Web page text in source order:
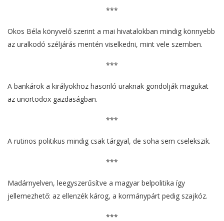
***
Okos Béla könyvelő szerint a mai hivatalokban mindig könnyebb
az uralkodó széljárás mentén viselkedni, mint vele szemben.
***
A bankárok a királyokhoz hasonló uraknak gondolják magukat
az unortodox gazdaságban.
***
A rutinos politikus mindig csak tárgyal, de soha sem cselekszik.
***
Madárnyelven, leegyszerűsítve a magyar belpolitika így
jellemezhető: az ellenzék károg, a kormánypárt pedig szajkóz.
***